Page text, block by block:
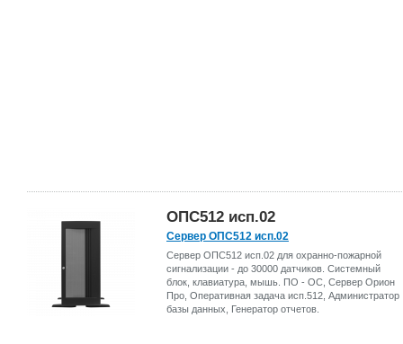
ОПС512 исп.02
Сервер ОПС512 исп.02
Сервер ОПС512 исп.02 для охранно-пожарной
сигнализации - до 30000 датчиков. Системный
блок, клавиатура, мышь. ПО - ОС, Сервер Орион
Про, Оперативная задача исп.512, Администратор
базы данных, Генератор отчетов.